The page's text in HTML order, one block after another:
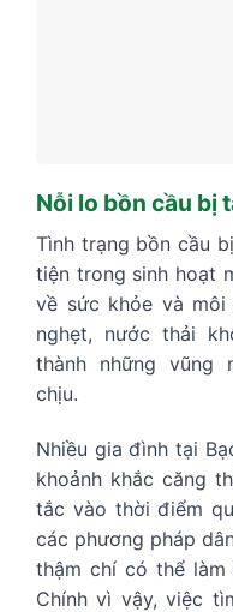
Nỗi lo bồn cầu bị
Tình trạng bồn cầu
tiện trong sinh hoạt
về sức khỏe và
nghẹt, nước thải
thành những
chịu.
Nhiều gia đình tại
khoảnh khắc căng
tắc vào thời điểm
các phương pháp
thậm chí có thể làm
Chính vì vậy, việc